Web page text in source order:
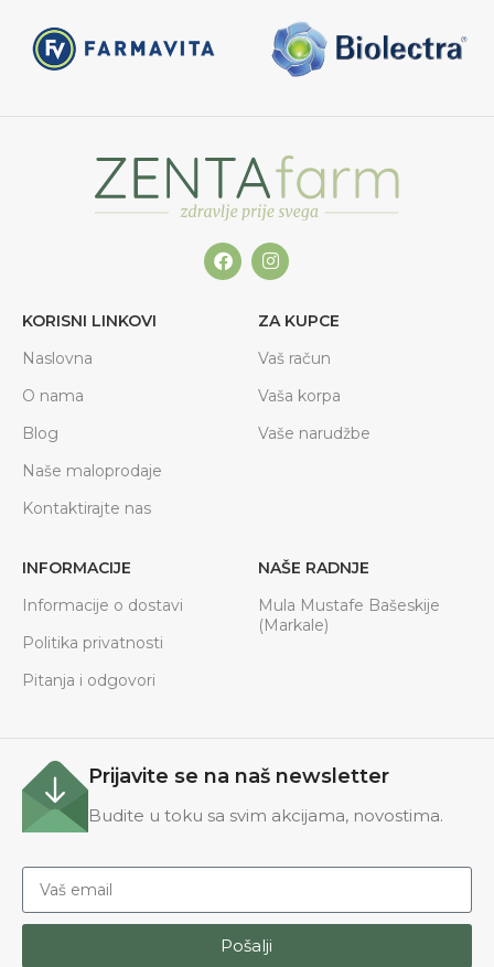
KORISNI LINKOVI
Naslovna
O nama
Blog
Naše maloprodaje
Kontaktirajte nas
ZA KUPCE
Vaš račun
Vaša korpa
Vaše narudžbe
INFORMACIJE
Informacije o dostavi
Politika privatnosti
Pitanja i odgovori
NAŠE RADNJE
Mula Mustafe Bašeskije
(Markale)
Prijavite se na naš newsletter
Budite u toku sa svim akcijama, novostima.
Pošalji